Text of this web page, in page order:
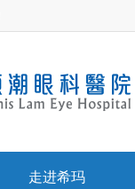
走进希玛